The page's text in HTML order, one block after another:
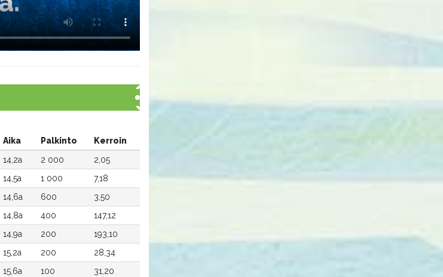
Aika Palkinto
Kerroin
14,2a 2 000
2,05
14,5a 1 000
7,18
14,6a 600
3,50
14,8a 400
147,12
14,9a 200
193,10
15,2a 200
28,34
15,6a 100
31,20